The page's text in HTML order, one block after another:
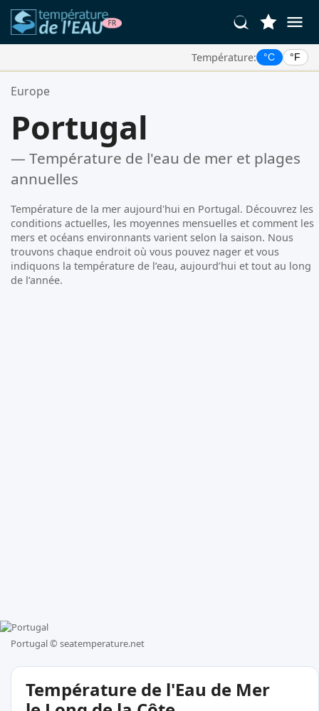
Température: °C °F
Vos Lieux Favoris:
Europe
Portugal
— Température de l'eau de mer et plages
annuelles
Température de la mer aujourd'hui en Portugal. Découvrez les
conditions actuelles, les moyennes mensuelles et comment les
mers et océans environnants varient selon la saison. Nous
trouvons chaque endroit où vous pouvez nager et vous
indiquons la température de l’eau, aujourd’hui et tout au long
de l’année.
Portugal © seatemperature.net
Température de l'Eau de Mer